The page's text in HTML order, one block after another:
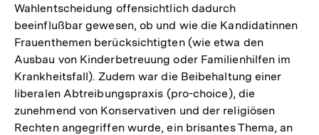
Fußnote
Wahlentscheidung offensichtlich dadurch
beeinflußbar gewesen, ob und wie die Kandidatinnen
Frauenthemen berücksichtigten (wie etwa den
Ausbau von Kinderbetreuung oder Familienhilfen im
Krankheitsfall). Zudem war die Beibehaltung einer
liberalen Abtreibungspraxis (pro-choice), die
zunehmend von Konservativen und der religiösen
Rechten angegriffen wurde, ein brisantes Thema, an